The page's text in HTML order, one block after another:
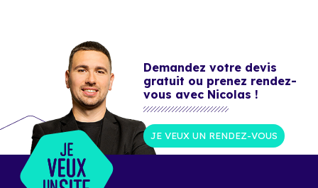
Demandez votre devis
gratuit ou prenez rendez-
vous avec Nicolas !
JE VEUX UN RENDEZ-VOUS